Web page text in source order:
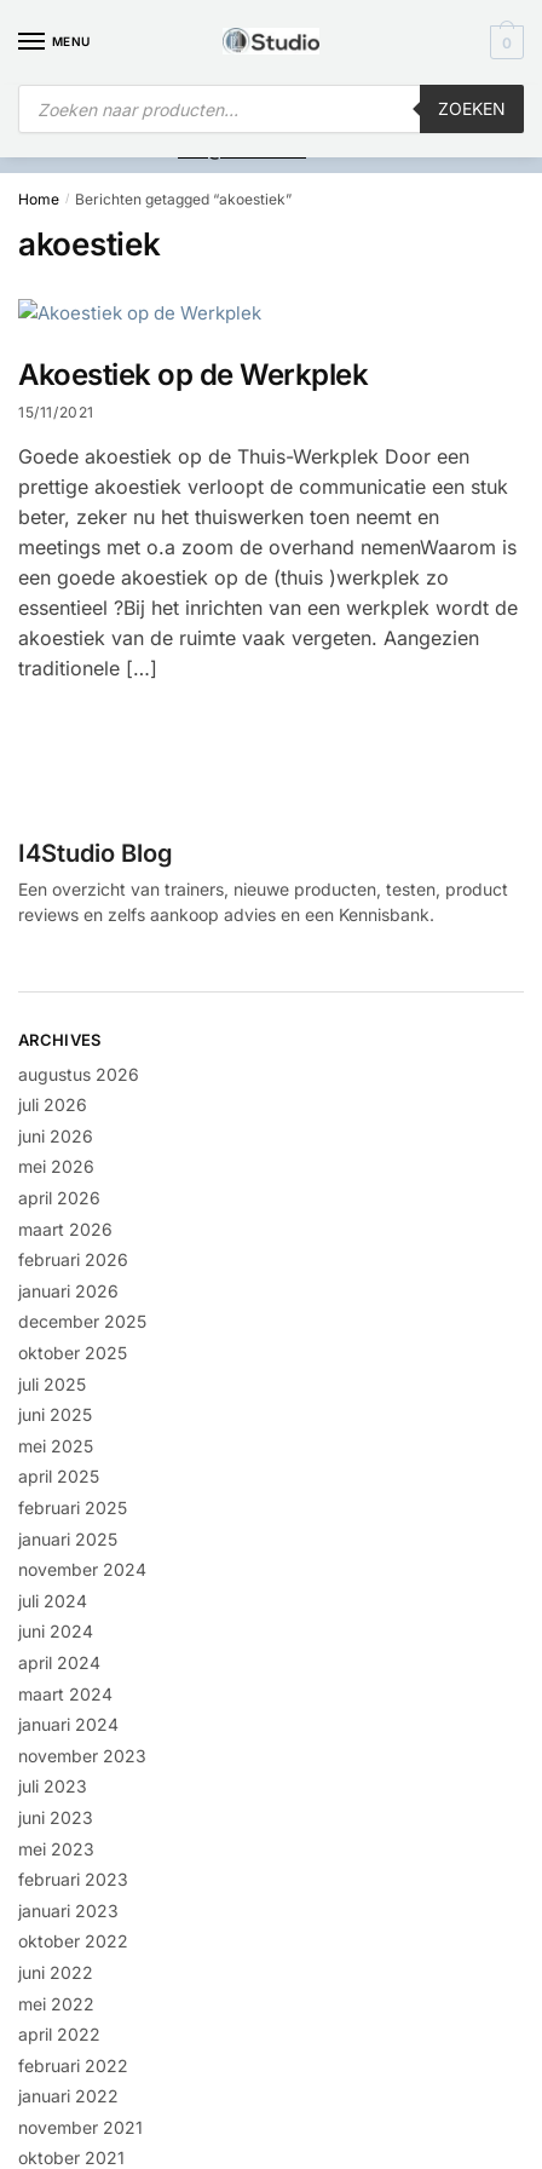
MENU
ZOEKEN
0
uw computer al over op Windows 11? Heeft u vragen stuur een
Home / Berichten getagged “akoestiek”
akoestiek
Akoestiek op de Werkplek
15/11/2021
Goede akoestiek op de Thuis-Werkplek Door een
prettige akoestiek verloopt de communicatie een stuk
beter, zeker nu het thuiswerken toen neemt en
meetings met o.a zoom de overhand nemenWaarom is
een goede akoestiek op de (thuis )werkplek zo
essentieel ?Bij het inrichten van een werkplek wordt de
akoestiek van de ruimte vaak vergeten. Aangezien
traditionele […]
I4Studio Blog
Een overzicht van trainers, nieuwe producten, testen, product
reviews en zelfs aankoop advies en een Kennisbank.
ARCHIVES
augustus 2026
juli 2026
juni 2026
mei 2026
april 2026
maart 2026
februari 2026
januari 2026
december 2025
oktober 2025
juli 2025
juni 2025
mei 2025
april 2025
februari 2025
januari 2025
november 2024
juli 2024
juni 2024
april 2024
maart 2024
januari 2024
november 2023
juli 2023
juni 2023
mei 2023
februari 2023
januari 2023
oktober 2022
juni 2022
mei 2022
april 2022
februari 2022
januari 2022
november 2021
oktober 2021